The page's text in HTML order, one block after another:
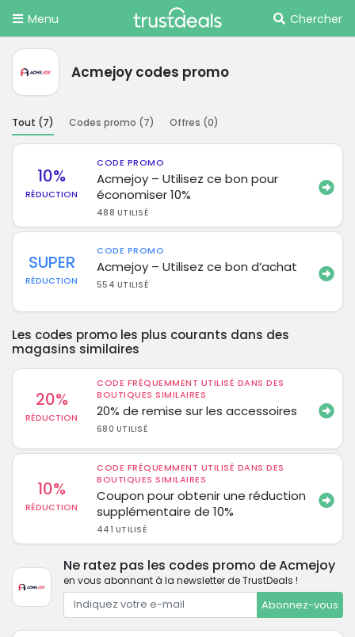
Menu Chercher
Acmejoy codes promo
Tout (7) Codes promo (7) Offres (0)
10%
RÉDUCTION
CODE PROMO
Acmejoy – Utilisez ce bon pour
économiser 10%
488 UTILISÉ
SUPER
RÉDUCTION
CODE PROMO
Acmejoy – Utilisez ce bon d’achat
554 UTILISÉ
Les codes promo les plus courants dans des
magasins similaires
20%
RÉDUCTION
CODE FRÉQUEMMENT UTILISÉ DANS DES
BOUTIQUES SIMILAIRES
20% de remise sur les accessoires
680 UTILISÉ
10%
RÉDUCTION
CODE FRÉQUEMMENT UTILISÉ DANS DES
BOUTIQUES SIMILAIRES
Coupon pour obtenir une réduction
supplémentaire de 10%
441 UTILISÉ
Ne ratez pas les codes promo de Acmejoy
en vous abonnant à la newsletter de TrustDeals !
Abonnez-vous